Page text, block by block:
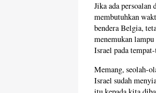
Jika ada
membutuhkan
bendera Belgia,
menemukan
Israel pada
Memang, seolah-
Israel sudah